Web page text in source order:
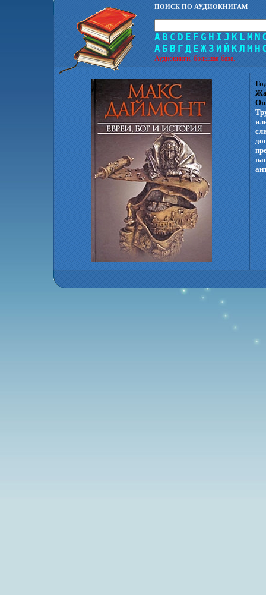
ПОИСК ПО АУДИОКНИГАМ
A B C D E F G H I J K L M N
А Б В Г Д Е Ж З И Й КЛ М Н
Аудиокниги, большая база.